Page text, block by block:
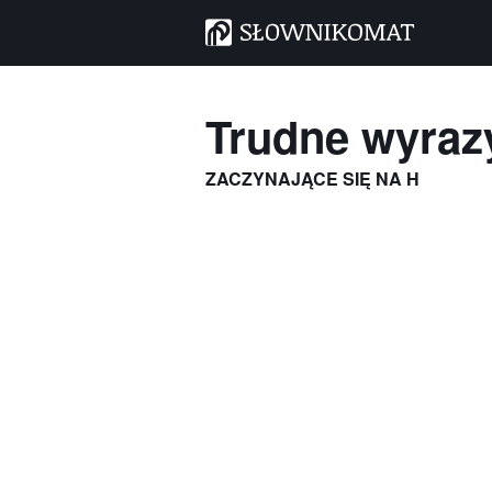
Trudne
ZACZYNAJĄCE SIĘ NA H